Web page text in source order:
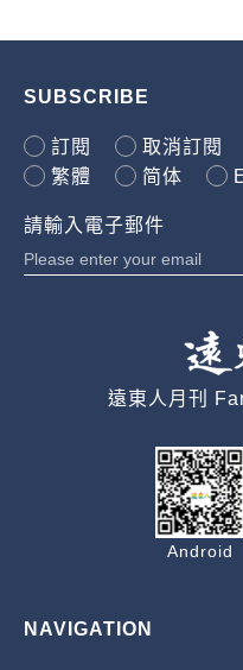
SUBSCRIBE
訂閱
取消訂閱
繁體
简体
請輸入電子郵件
遠東人月刊
Android
NAVIGATION